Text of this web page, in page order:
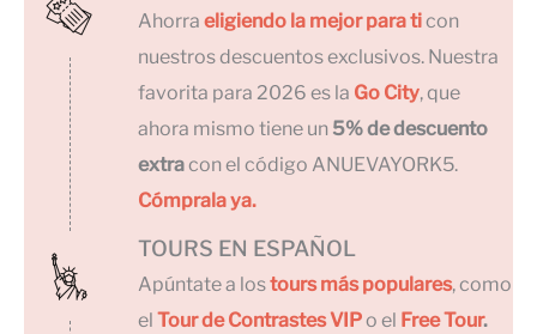
Ahorra eligiendo la mejor para ticon
nuestros descuentos exclusivos. Nuestra
favorita para 2026 es la Go City, que
ahora mismo tiene un 5% de descuento
extracon el código ANUEVAYORK5.
Cómprala ya.
TOURS EN ESPAÑOL
Apúntate a lostours más populares, como
el Tour de Contrastes VIPo el Free Tour.